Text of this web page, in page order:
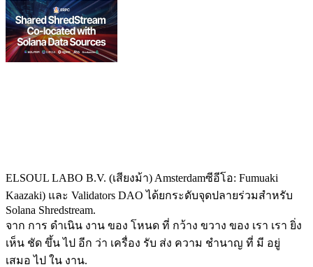
ELSOUL LABO B.V. (เสียงม้า) Amsterdamซีอีโอ: Fumuaki
Kaazaki) และ Validators DAO ได้ยกระดับจุดปลายร่วมสําหรับ
Solana Shredstream.
จาก การ ดําเนิน งาน ของ โหนด ที่ กว้าง ขวาง ของ เรา เรา ยิ่ง
เห็น ชัด ขึ้น ไป อีก ว่า เครื่อง รับ ส่ง ความ ชํานาญ ที่ มี อยู่
เสมอ ไป ใน งาน.